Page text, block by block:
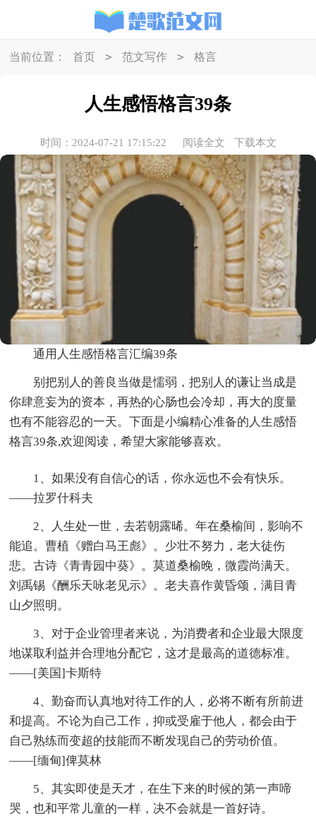
当前位置： 首页 > 范文写作 > 格言
人生感悟格言39条
时间：2024-07-21 17:15:22 阅读全文 下载本文
通用人生感悟格言汇编39条
别把别人的善良当做是懦弱，把别人的谦让当成是
你肆意妄为的资本，再热的心肠也会冷却，再大的度量
也有不能容忍的一天。下面是小编精心准备的人生感悟
格言39条,欢迎阅读，希望大家能够喜欢。
1、如果没有自信心的话，你永远也不会有快乐。
——拉罗什科夫
2、人生处一世，去若朝露晞。年在桑榆间，影响不
能追。曹植《赠白马王彪》。少壮不努力，老大徒伤
悲。古诗《青青园中葵》。莫道桑榆晚，微霞尚满天。
刘禹锡《酬乐天咏老见示》。老夫喜作黄昏颂，满目青
山夕照明。
3、对于企业管理者来说，为消费者和企业最大限度
地谋取利益并合理地分配它，这才是最高的道德标准。
——[美国]卡斯特
4、勤奋而认真地对待工作的人，必将不断有所前进
和提高。不论为自己工作，抑或受雇于他人，都会由于
自己熟练而变超的技能而不断发现自己的劳动价值。
——[缅甸]俾莫林
5、其实即使是天才，在生下来的时候的第一声啼
哭，也和平常儿童的一样，决不会就是一首好诗。